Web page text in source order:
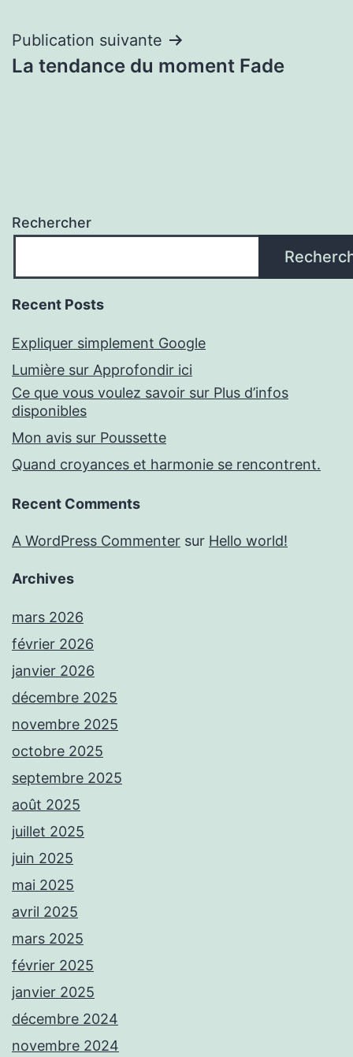
Publication suivante
La tendance du moment Fade
Rechercher
Recent Posts
Expliquer simplement Google
Lumière sur Approfondir ici
Ce que vous voulez savoir sur Plus d’infos
disponibles
Mon avis sur Poussette
Quand croyances et harmonie se rencontrent.
Recent Comments
A WordPress Commenter sur Hello world!
Archives
mars 2026
février 2026
janvier 2026
décembre 2025
novembre 2025
octobre 2025
septembre 2025
août 2025
juillet 2025
juin 2025
mai 2025
avril 2025
mars 2025
février 2025
janvier 2025
décembre 2024
novembre 2024